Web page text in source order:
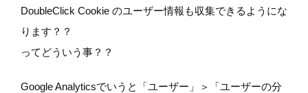
DoubleClick Cookie のユーザー情報も収集できるようにな
ります？？
ってどういう事？？
Google Analyticsでいうと「ユーザー」＞「ユーザーの分